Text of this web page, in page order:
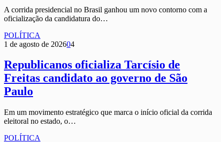
A corrida presidencial no Brasil ganhou um novo contorno com a
oficialização da candidatura do…
POLÍTICA
1 de agosto de 202604
Republicanos oficializa Tarcísio de
Freitas candidato ao governo de São
Paulo
Em um movimento estratégico que marca o início oficial da corrida
eleitoral no estado, o…
POLÍTICA